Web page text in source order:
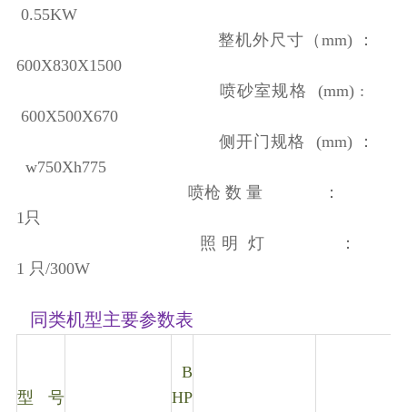
0.55KW
整机外尺寸（mm) ：
600X830X1500
喷砂室规格 (mm) :
600X500X670
侧开门规格 (mm) ：
w750Xh775
喷枪 数 量 ：
1只
照 明 灯 ：
1 只/300W
同类机型主要参数表
型号
B
HP